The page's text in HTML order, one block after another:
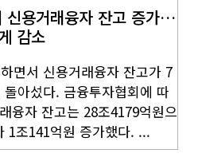
신용거래융자 잔고 증가…
감소
면서 신용거래융자 잔고가 7
아섰다. 금융투자협회에 따
융자 잔고는 28조4179억원으
1조141억원 증가했다. ...